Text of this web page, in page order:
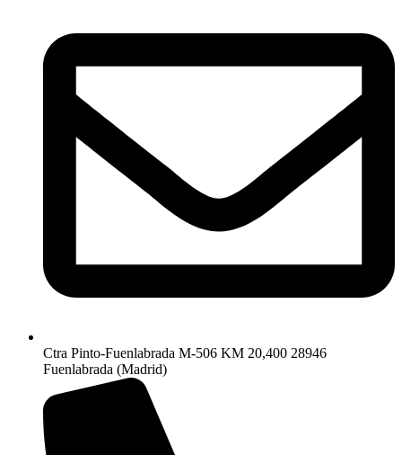
Ctra Pinto-Fuenlabrada M-506 KM 20,400 28946
Fuenlabrada (Madrid)